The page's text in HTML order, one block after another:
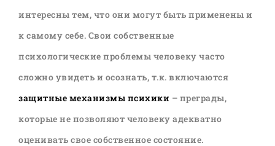
интересны тем, что они могут быть применены и
к самому себе. Свои собственные
психологические проблемы человеку часто
сложно увидеть и осознать, т.к. включаются
защитные механизмы психики – преграды,
которые не позволяют человеку адекватно
оценивать свое собственное состояние.